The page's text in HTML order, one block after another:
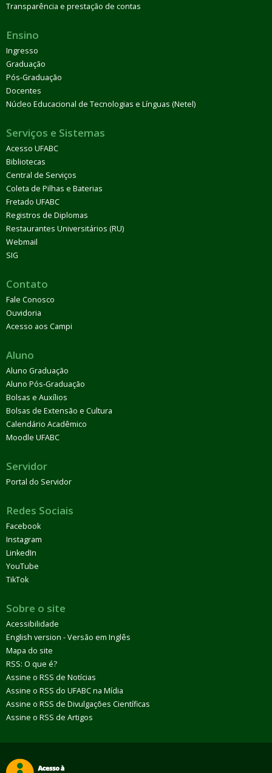
Transparência e prestação de contas
Ensino
Ingresso
Graduação
Pós-Graduação
Docentes
Núcleo Educacional de Tecnologias e Línguas (Netel)
Serviços e Sistemas
Acesso UFABC
Bibliotecas
Central de Serviços
Coleta de Pilhas e Baterias
Fretado UFABC
Registros de Diplomas
Restaurantes Universitários (RU)
Webmail
SIG
Contato
Fale Conosco
Ouvidoria
Acesso aos Campi
Aluno
Aluno Graduação
Aluno Pós-Graduação
Bolsas e Auxílios
Bolsas de Extensão e Cultura
Calendário Acadêmico
Moodle UFABC
Servidor
Portal do Servidor
Redes Sociais
Facebook
Instagram
LinkedIn
YouTube
TikTok
Sobre o site
Acessibilidade
English version - Versão em Inglês
Mapa do site
RSS: O que é?
Assine o RSS de Notícias
Assine o RSS do UFABC na Mídia
Assine o RSS de Divulgações Científicas
Assine o RSS de Artigos